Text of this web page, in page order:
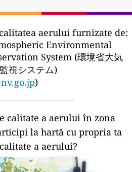
aerului furnizate de:
Environmental
System (環境省大気
視システム)
)
calitate a aerului în zona
la hartă cu propria ta
a aerului?